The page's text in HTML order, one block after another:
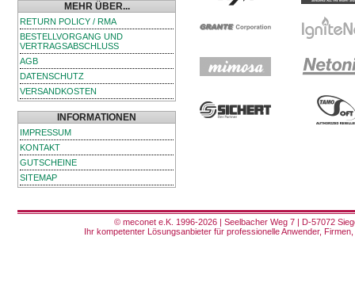
MEHR ÜBER...
RETURN POLICY / RMA
BESTELLVORGANG UND
VERTRAGSABSCHLUSS
AGB
DATENSCHUTZ
VERSANDKOSTEN
INFORMATIONEN
IMPRESSUM
KONTAKT
GUTSCHEINE
SITEMAP
© meconet e.K. 1996-2026 | Seelbacher Weg 7 | D-57072
Ihr kompetenter Lösungsanbieter für professionelle Anwender,